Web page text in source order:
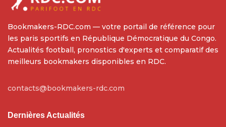
Bookmakers-RDC.com — votre portail de référence pour
les paris sportifs en République Démocratique du Congo.
Actualités football, pronostics d'experts et comparatif des
meilleurs bookmakers disponibles en RDC.
contacts@bookmakers-rdc.com
Dernières Actualités